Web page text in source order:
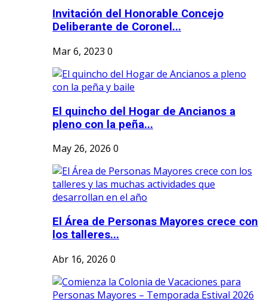
Invitación del Honorable Concejo
Deliberante de Coronel...
Mar 6, 2023 0
El quincho del Hogar de Ancianos a
pleno con la peña...
May 26, 2026 0
El Área de Personas Mayores crece con
los talleres...
Abr 16, 2026 0